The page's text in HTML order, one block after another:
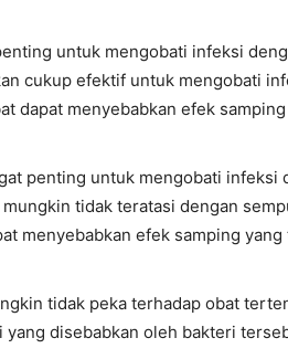
untuk mengobati infeksi
cukup efektif untuk mengobati
dapat menyebabkan efek
penting untuk mengobati infeksi
tidak teratasi dengan
menyebabkan efek samping yang
tidak peka terhadap obat
disebabkan oleh bakteri